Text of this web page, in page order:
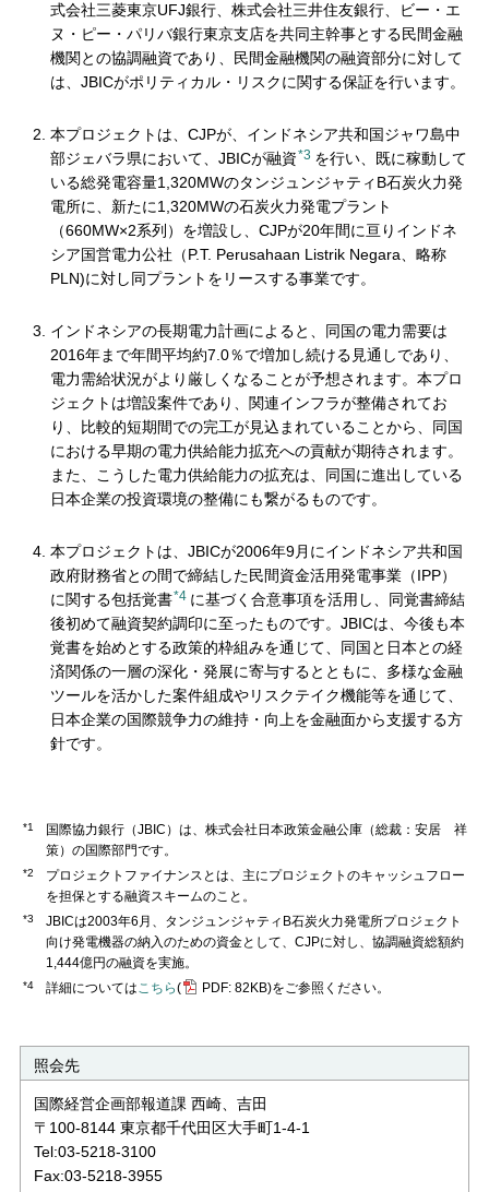
式会社三菱東京UFJ銀行、株式会社三井住友銀行、ビー・エ
ヌ・ピー・パリバ銀行東京支店を共同主幹事とする民間金融
機関との協調融資であり、民間金融機関の融資部分に対して
は、JBICがポリティカル・リスクに関する保証を行います。
本プロジェクトは、CJPが、インドネシア共和国ジャワ島中
部ジェバラ県において、JBICが融資*3 を行い、既に稼動して
いる総発電容量1,320MWのタンジュンジャティB石炭火力発
電所に、新たに1,320MWの石炭火力発電プラント
（660MW×2系列）を増設し、CJPが20年間に亘りインドネ
シア国営電力公社（P.T. Perusahaan Listrik Negara、略称
PLN)に対し同プラントをリースする事業です。
インドネシアの長期電力計画によると、同国の電力需要は
2016年まで年間平均約7.0％で増加し続ける見通しであり、
電力需給状況がより厳しくなることが予想されます。本プロ
ジェクトは増設案件であり、関連インフラが整備されてお
り、比較的短期間での完工が見込まれていることから、同国
における早期の電力供給能力拡充への貢献が期待されます。
また、こうした電力供給能力の拡充は、同国に進出している
日本企業の投資環境の整備にも繋がるものです。
本プロジェクトは、JBICが2006年9月にインドネシア共和国
政府財務省との間で締結した民間資金活用発電事業（IPP）
に関する包括覚書*4 に基づく合意事項を活用し、同覚書締結
後初めて融資契約調印に至ったものです。JBICは、今後も本
覚書を始めとする政策的枠組みを通じて、同国と日本との経
済関係の一層の深化・発展に寄与するとともに、多様な金融
ツールを活かした案件組成やリスクテイク機能等を通じて、
日本企業の国際競争力の維持・向上を金融面から支援する方
針です。
*1
国際協力銀行（JBIC）は、株式会社日本政策金融公庫（総裁：安居 祥
策）の国際部門です。
*2
プロジェクトファイナンスとは、主にプロジェクトのキャッシュフロー
を担保とする融資スキームのこと。
*3
JBICは2003年6月、タンジュンジャティB石炭火力発電所プロジェクト
向け発電機器の納入のための資金として、CJPに対し、協調融資総額約
1,444億円の融資を実施。
*4 詳細についてはこちら( PDF: 82KB)をご参照ください。
照会先
国際経営企画部報道課 西崎、吉田
〒100-8144 東京都千代田区大手町1-4-1
Tel:03-5218-3100
Fax:03-5218-3955